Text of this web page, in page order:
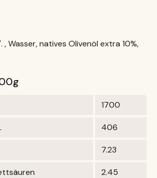
, Wasser, natives Olivenöl extra 10%,
1700
406
7.23
2.45